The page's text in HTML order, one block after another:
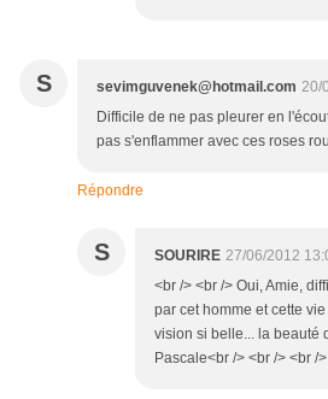
S sevimguvenek@hotmail.com 20/
Difficile de ne pas pleurer en
pas s'enflammer avec ces roses
Répondre
S SOURIRE 27/06/2012
<br /> <br /> Oui, Amie,
par cet homme et cette
vision si belle... la beauté
Pascale<br /> <br /> <br /